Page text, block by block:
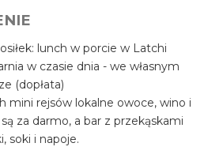
lunch w porcie w Latchi
w czasie dnia - we własnym
(dopłata)
mini rejsów lokalne owoce, wino i
za darmo, a bar z przekąskami
soki i napoje.